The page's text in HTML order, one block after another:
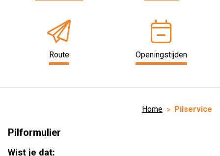
Route Openingstijden
Home Pilservice
Pilformulier
Wist je dat: